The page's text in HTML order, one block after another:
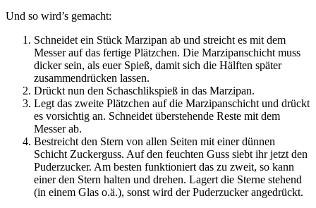
Und so wird’s gemacht:
Schneidet ein Stück Marzipan ab und streicht es mit dem
Messer auf das fertige Plätzchen. Die Marzipanschicht muss
dicker sein, als euer Spieß, damit sich die Hälften später
zusammendrücken lassen.
Drückt nun den Schaschlikspieß in das Marzipan.
Legt das zweite Plätzchen auf die Marzipanschicht und drückt
es vorsichtig an. Schneidet überstehende Reste mit dem
Messer ab.
Bestreicht den Stern von allen Seiten mit einer dünnen
Schicht Zuckerguss. Auf den feuchten Guss siebt ihr jetzt den
Puderzucker. Am besten funktioniert das zu zweit, so kann
einer den Stern halten und drehen. Lagert die Sterne stehend
(in einem Glas o.ä.), sonst wird der Puderzucker angedrückt.